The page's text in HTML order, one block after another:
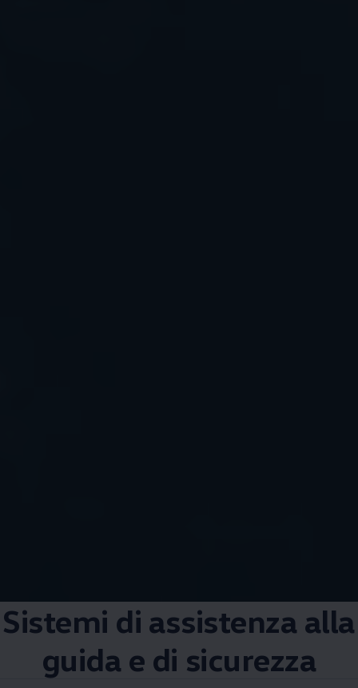
Sistemi di assistenza alla
guida e di sicurezza